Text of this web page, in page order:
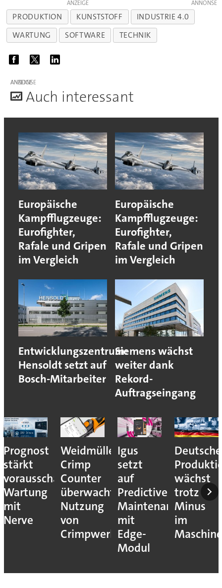
ANZEIGE
PRODUKTION KUNSTSTOFF
INDUSTRIE 4.0
WARTUNG
SOFTWARE TECHNIK
ANZEIGE
Auch interessant
Europäische
Kampfflugzeuge:
Eurofighter,
Rafale und Gripen
im Vergleich
Europäische
Kampfflugzeuge:
Eurofighter,
Rafale und Gripen
im Vergleich
Entwicklungszentrum:
Hensoldt setzt auf
Bosch-Mitarbeiter
Siemens wächst
weiter dank
Rekord-
Auftragseingang
Prognost
stärkt
vorausschauende
Wartung
mit
Nerve
Weidmüller:
Crimp
Counter
überwacht
Nutzung
von
Crimpwerkzeugen
Igus
setzt
auf
Predictive
Maintenance
mit
Edge-
Modul
Deutsche
wächst
trotz
Minus
im